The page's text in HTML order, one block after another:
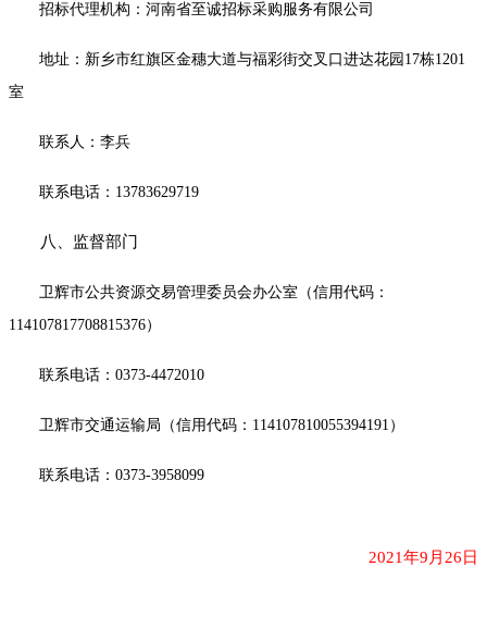
招标代理机构：河南省至诚招标采购服务有限公司
地址：新乡市红旗区金穗大道与福彩街交叉口进达花园 17栋1201
室
联系人：李兵
联系电话： 13783629719
八、监督部门
卫辉市公共资源交易管理委员会办公室（信用代码：
114107817708815376）
联系电话： 0373-4472010
卫辉市交通运输局（信用代码： 114107810055394191）
联系电话： 0373-3958099
2021年9月26 日